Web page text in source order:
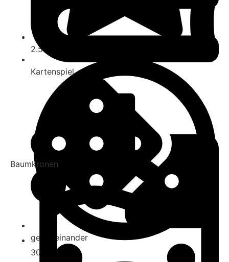
2.5
30-45
Kartenspiel
gegeneinander
Baumkronen